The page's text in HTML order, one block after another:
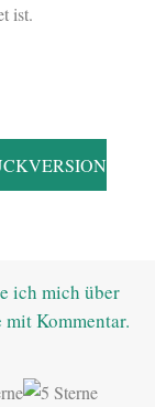
ist.
ich mich über
Kommentar.